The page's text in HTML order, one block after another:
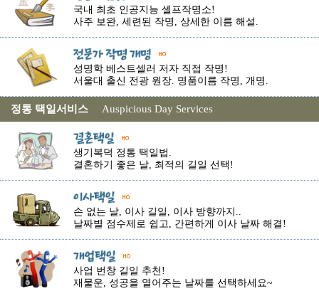
국내 최초 인공지능 셀프작명소!
사주 보완, 세련된 작명, 상세한 이름 해설.
성명학 베스트셀러 저자 직접 작명!
서울대 출신 전광 원장. 명품이름 작명, 개명.
정통 택일서비스 Auspicious Day Services
생기복덕 정통 택일법.
결혼하기 좋은 날, 최적의 길일 선택!
손 없는 날, 이사 길일, 이사 방향까지..
날짜별 점수제로 쉽고, 간편하게 이사 날짜 해결!
사업 번창 길일 추천!
재물운, 성공을 열어주는 날짜를 선택하세요~